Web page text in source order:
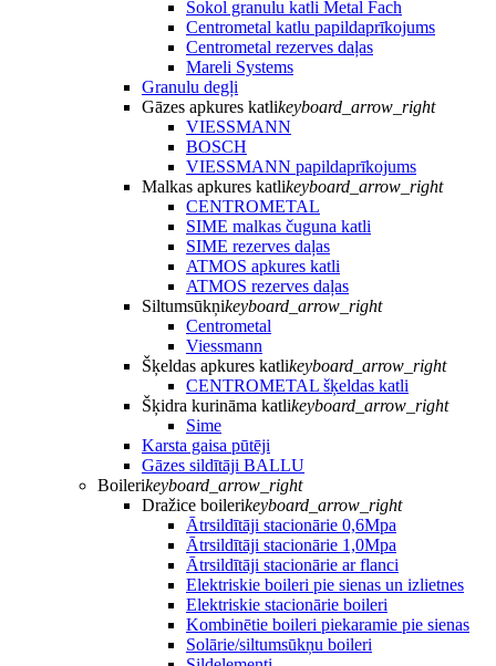
Sokol granulu katli Metal Fach
Centrometal katlu papildaprīkojums
Centrometal rezerves daļas
Mareli Systems
Granulu degļi
Gāzes apkures katlikeyboard_arrow_right
VIESSMANN
BOSCH
VIESSMANN papildaprīkojums
Malkas apkures katlikeyboard_arrow_right
CENTROMETAL
SIME malkas čuguna katli
SIME rezerves daļas
ATMOS apkures katli
ATMOS rezerves daļas
Siltumsūkņikeyboard_arrow_right
Centrometal
Viessmann
Šķeldas apkures katlikeyboard_arrow_right
CENTROMETAL šķeldas katli
Šķidra kurināma katlikeyboard_arrow_right
Sime
Karsta gaisa pūtēji
Gāzes sildītāji BALLU
Boilerikeyboard_arrow_right
Dražice boilerikeyboard_arrow_right
Ātrsildītāji stacionārie 0,6Mpa
Ātrsildītāji stacionārie 1,0Mpa
Ātrsildītāji stacionārie ar flanci
Elektriskie boileri pie sienas un izlietnes
Elektriskie stacionārie boileri
Kombinētie boileri piekaramie pie sienas
Solārie/siltumsūkņu boileri